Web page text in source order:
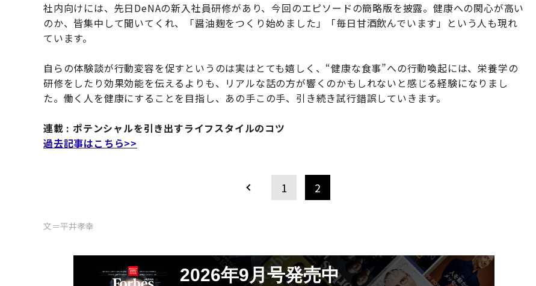
社内向けには、先日DeNAの新入社員研修があり、今回のエピソードの簡略版を披露。健康への関心が高い
のか、皆集中して聞いてくれ、「醤油麹をつくり始めました」「毎日甘酒飲んでいます」という人も現れ
ています。
自らの体験談が行動変容を促すというのは実はとても嬉しく、“健康な食事”への行動喚起には、栄養学の
研修をしたり効果効能を伝えるよりも、リアルな話の方が響くのかもしれないと感じる経験になりまし
た。働く人を健康にすることを目指し、あの手この手、引き続き試行錯誤していきます。
連載 : ポテンシャルを引き出すライフスタイルのコツ
過去記事はこちら>>
1 2
文＝平井孝幸
2026年9月号発売中